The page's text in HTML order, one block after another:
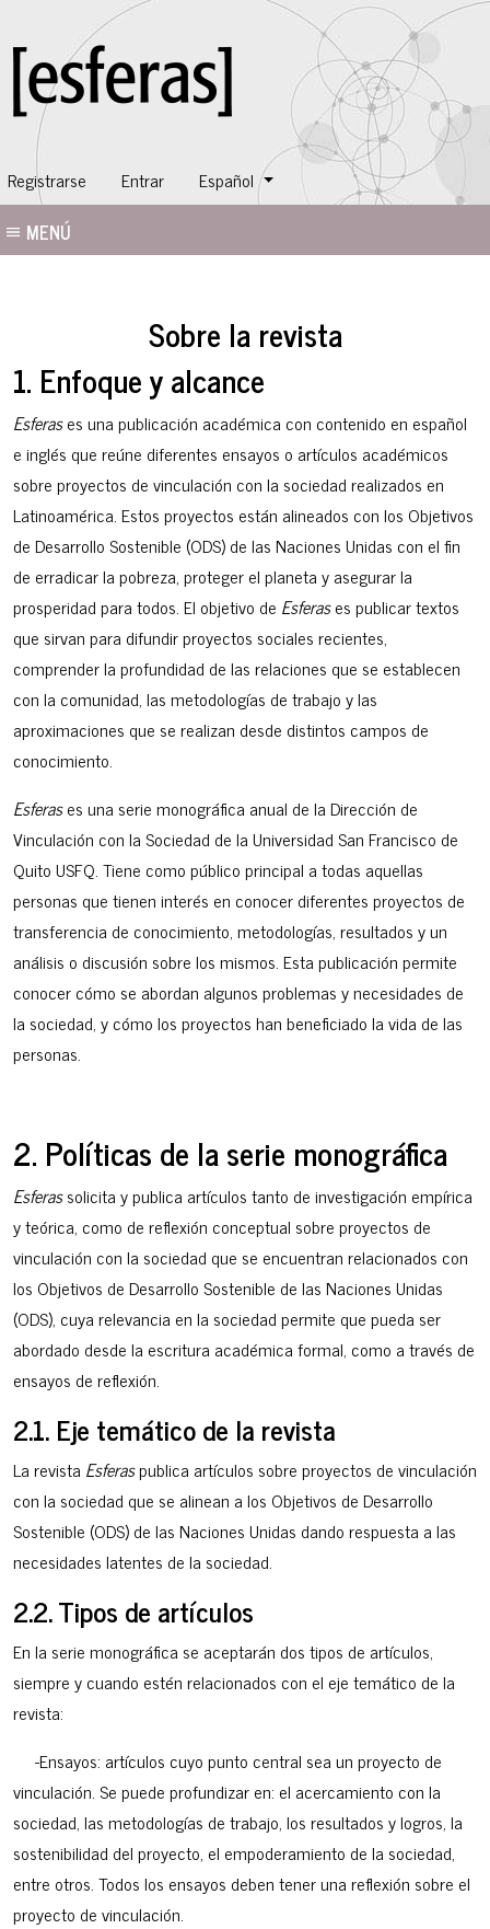
Registrarse Entrar Cambiar el idioma. El idioma actual es:
Español
MENÚ
Sobre la revista
1. Enfoque y alcance
Esferases una publicación académica con contenido en español
e inglés que reúne diferentes ensayos o artículos académicos
sobre proyectos de vinculación con la sociedad realizados en
Latinoamérica. Estos proyectos están alineados con los Objetivos
de Desarrollo Sostenible (ODS) de las Naciones Unidas con el fin
de erradicar la pobreza, proteger el planeta y asegurar la
prosperidad para todos. El objetivo de Esferases publicar textos
que sirvan para difundir proyectos sociales recientes,
comprender la profundidad de las relaciones que se establecen
con la comunidad, las metodologías de trabajo y las
aproximaciones que se realizan desde distintos campos de
conocimiento.
Esferases una serie monográfica anual de la Dirección de
Vinculación con la Sociedad de la Universidad San Francisco de
Quito USFQ. Tiene como público principal a todas aquellas
personas que tienen interés en conocer diferentes proyectos de
transferencia de conocimiento, metodologías, resultados y un
análisis o discusión sobre los mismos. Esta publicación permite
conocer cómo se abordan algunos problemas y necesidades de
la sociedad, y cómo los proyectos han beneficiado la vida de las
personas.
2. Políticas de la serie monográfica
Esferassolicita y publica artículos tanto de investigación empírica
y teórica, como de reflexión conceptual sobre proyectos de
vinculación con la sociedad que se encuentran relacionados con
los Objetivos de Desarrollo Sostenible de las Naciones Unidas
(ODS), cuya relevancia en la sociedad permite que pueda ser
abordado desde la escritura académica formal, como a través de
ensayos de reflexión.
2.1. Eje temático de la revista
La revista Esferaspublica artículos sobre proyectos de vinculación
con la sociedad que se alinean a los Objetivos de Desarrollo
Sostenible (ODS) de las Naciones Unidas dando respuesta a las
necesidades latentes de la sociedad.
2.2. Tipos de artículos
En la serie monográfica se aceptarán dos tipos de artículos,
siempre y cuando estén relacionados con el eje temático de la
revista:
-Ensayos: artículos cuyo punto central sea un proyecto de
vinculación. Se puede profundizar en: el acercamiento con la
sociedad, las metodologías de trabajo, los resultados y logros, la
sostenibilidad del proyecto, el empoderamiento de la sociedad,
entre otros. Todos los ensayos deben tener una reflexión sobre el
proyecto de vinculación.